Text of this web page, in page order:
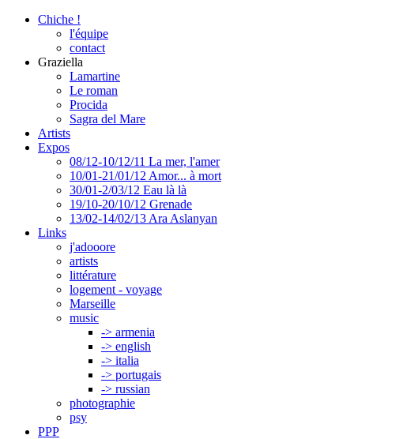
Chiche !
l'équipe
contact
Graziella
Lamartine
Le roman
Procida
Sagra del Mare
Artists
Expos
08/12-10/12/11 La mer, l'amer
10/01-21/01/12 Amor... à mort
30/01-2/03/12 Eau là là
19/10-20/10/12 Grenade
13/02-14/02/13 Ara Aslanyan
Links
j'adooore
artists
littérature
logement - voyage
Marseille
music
-> armenia
-> english
-> italia
-> portugais
-> russian
photographie
psy
PPP